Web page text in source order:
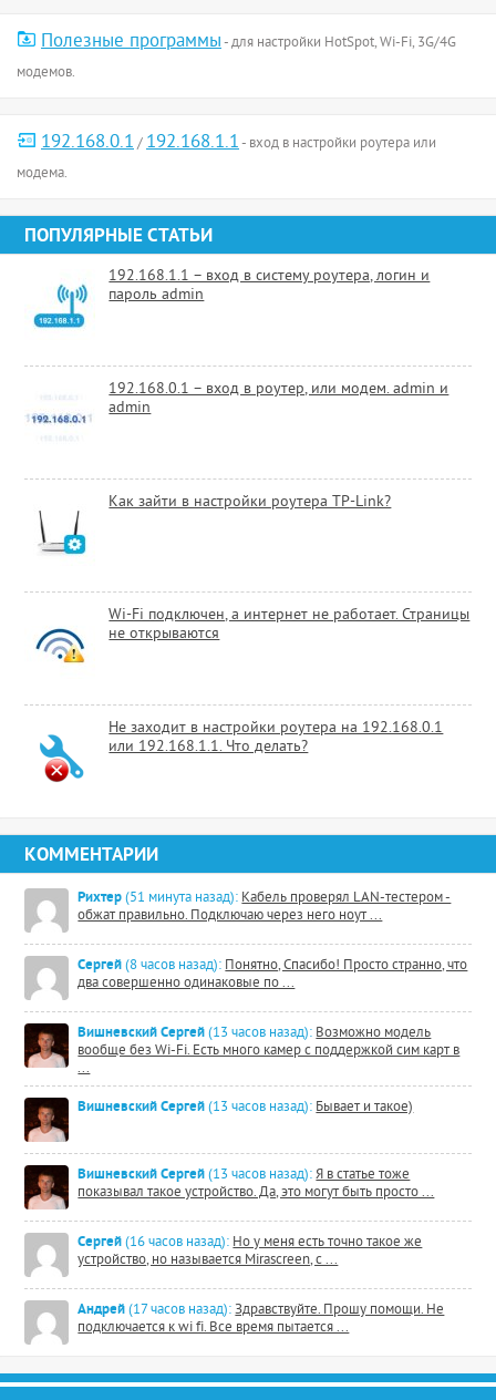
Полезные программы- для настройки HotSpot, Wi-Fi, 3G/4G
модемов.
192.168.0.1/192.168.1.1- вход в настройки роутера или
модема.
ПОПУЛЯРНЫЕ СТАТЬИ
192.168.1.1 – вход в систему роутера, логин и
пароль admin
192.168.0.1 – вход в роутер, или модем. admin и
admin
Как зайти в настройки роутера TP-Link?
Wi-Fi подключен, а интернет не работает. Страницы
не открываются
Не заходит в настройки роутера на 192.168.0.1
или 192.168.1.1. Что делать?
КОММЕНТАРИИ
Рихтер (51 минута назад): Кабель проверял LAN-тестером -
обжат правильно. Подключаю через него ноут ...
Сергей (8 часов назад): Понятно, Спасибо! Просто странно, что
два совершенно одинаковые по ...
Вишневский Сергей (13 часов назад): Возможно модель
вообще без Wi-Fi. Есть много камер с поддержкой сим карт в
...
Вишневский Сергей (13 часов назад): Бывает и такое)
Вишневский Сергей (13 часов назад): Я в статье тоже
показывал такое устройство. Да, это могут быть просто ...
Сергей (16 часов назад): Но у меня есть точно такое же
устройство, но называется Mirascreen, с ...
Андрей (17 часов назад): Здравствуйте. Прошу помощи. Не
подключается к wi fi. Все время пытается ...